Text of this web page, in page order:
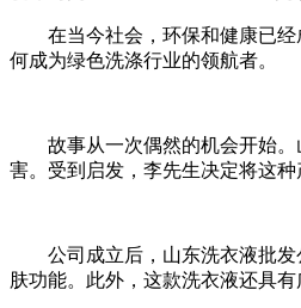
在当今社会，环保和健康已经
何成为绿色洗涤行业的领航者。
故事从一次偶然的机会开始。
害。受到启发，李先生决定将这
公司成立后，山东洗衣液批发
肤功能。此外，这款洗衣液还具